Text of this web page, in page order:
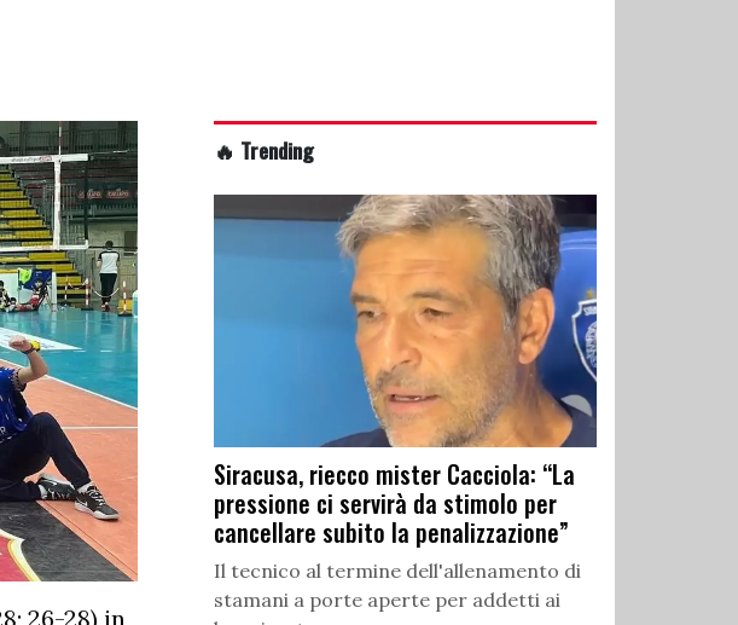
26-28) in
🔥 Trending
Siracusa, riecco mister Cacciola: “La
pressione ci servirà da stimolo per
cancellare subito la penalizzazione”
Il tecnico al termine dell'allenamento di
stamani a porte aperte per addetti ai